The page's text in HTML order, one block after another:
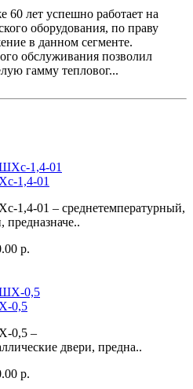
лет успешно работает на
оборудования, по праву
в данном сегменте.
обслуживания позволил
гамму тепловог...
1,4-01
1,4-01 – среднетемпературный,
предназначе..
р.
0,5
0,5 –
двери, предна..
р.